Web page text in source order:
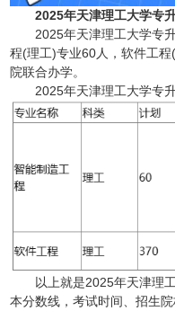
2025年天津理工大学专
2025年天津理工大学专升
程(理工)专业60人，软件工
院联合办学。
2025年天津理工大学专升
以上就是2025年天津理工
本分数线，考试时间、招生